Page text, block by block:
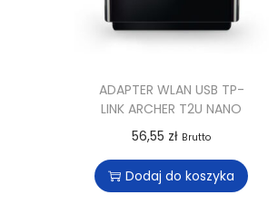
ADAPTER WLAN USB TP-
LINK ARCHER T2U NANO
56,55 zł Brutto
Dodaj do koszyka